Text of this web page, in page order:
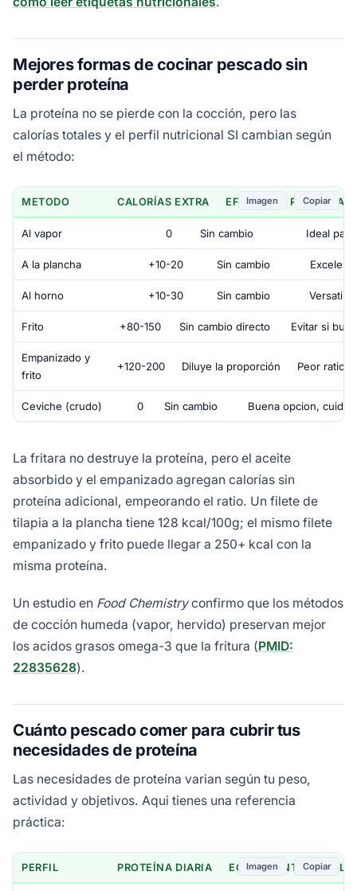
Mejores formas de cocinar pescado sin
perder proteína
La proteína no se pierde con la cocción, pero las
calorías totales y el perfil nutricional SI cambian según
el método:
METODO CALORÍAS EXTRA EFECTO EN PROTEÍNA
Al vapor 0 Sin cambio Ideal
A la plancha +10-20 Sin cambio
Al horno +10-30 Sin cambio Versatil
Frito +80-150 Sin cambio directo Evitar si
Empanizado y
frito
+120-200 Diluye la proporción Peor ratio
Ceviche (crudo) 0 Sin cambio Buena opcion,
Copiar
Imagen
La fritara no destruye la proteína, pero el aceite
absorbido y el empanizado agregan calorías sin
proteína adicional, empeorando el ratio. Un filete de
tilapia a la plancha tiene 128 kcal/100g; el mismo filete
empanizado y frito puede llegar a 250+ kcal con la
misma proteína.
Un estudio en Food Chemistryconfirmo que los métodos
de cocción humeda (vapor, hervido) preservan mejor
los acidos grasos omega-3 que la fritura (PMID:
22835628).
Cuánto pescado comer para cubrir tus
necesidades de proteína
Las necesidades de proteína varian según tu peso,
actividad y objetivos. Aqui tienes una referencia
práctica:
PERFIL PROTEÍNA DIARIA EQUIVALENTE EN
Copiar
Imagen